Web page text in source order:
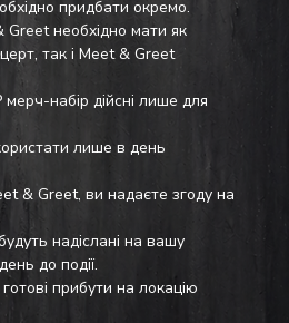
придбати окремо.
необхідно мати як
так і Meet & Greet
набір дійсні лише для
лише в день
& Greet, ви надаєте згоду на
надіслані на вашу
до події.
прибути на локацію